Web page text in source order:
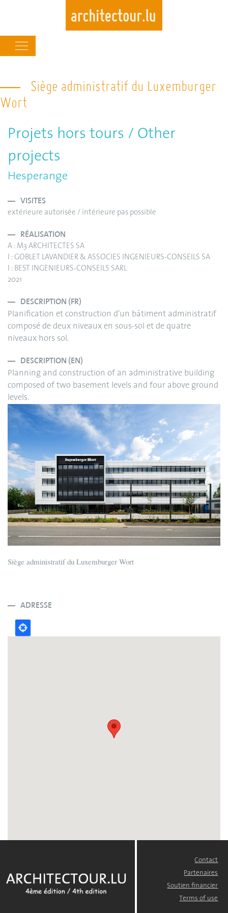
to
main
navigation
Siège administratif du Luxemburger
Wort
Projets hors tours / Other
projects
Hesperange
VISITES
extérieure autorisée / intérieure pas possible
RÉALISATION
A : M3 ARCHITECTES SA
I : GOBLET LAVANDIER & ASSOCIES INGENIEURS-CONSEILS SA
I : BEST INGENIEURS-CONSEILS SARL
2021
DESCRIPTION (FR)
Planification et construction d'un bâtiment administratif
composé de deux niveaux en sous-sol et de quatre
niveaux hors sol.
DESCRIPTION (EN)
Planning and construction of an administrative building
composed of two basement levels and four above ground
levels.
Siège administratif du Luxemburger Wort
ADRESSE
Contact
Partenaires
Soutien financier
Terms of use